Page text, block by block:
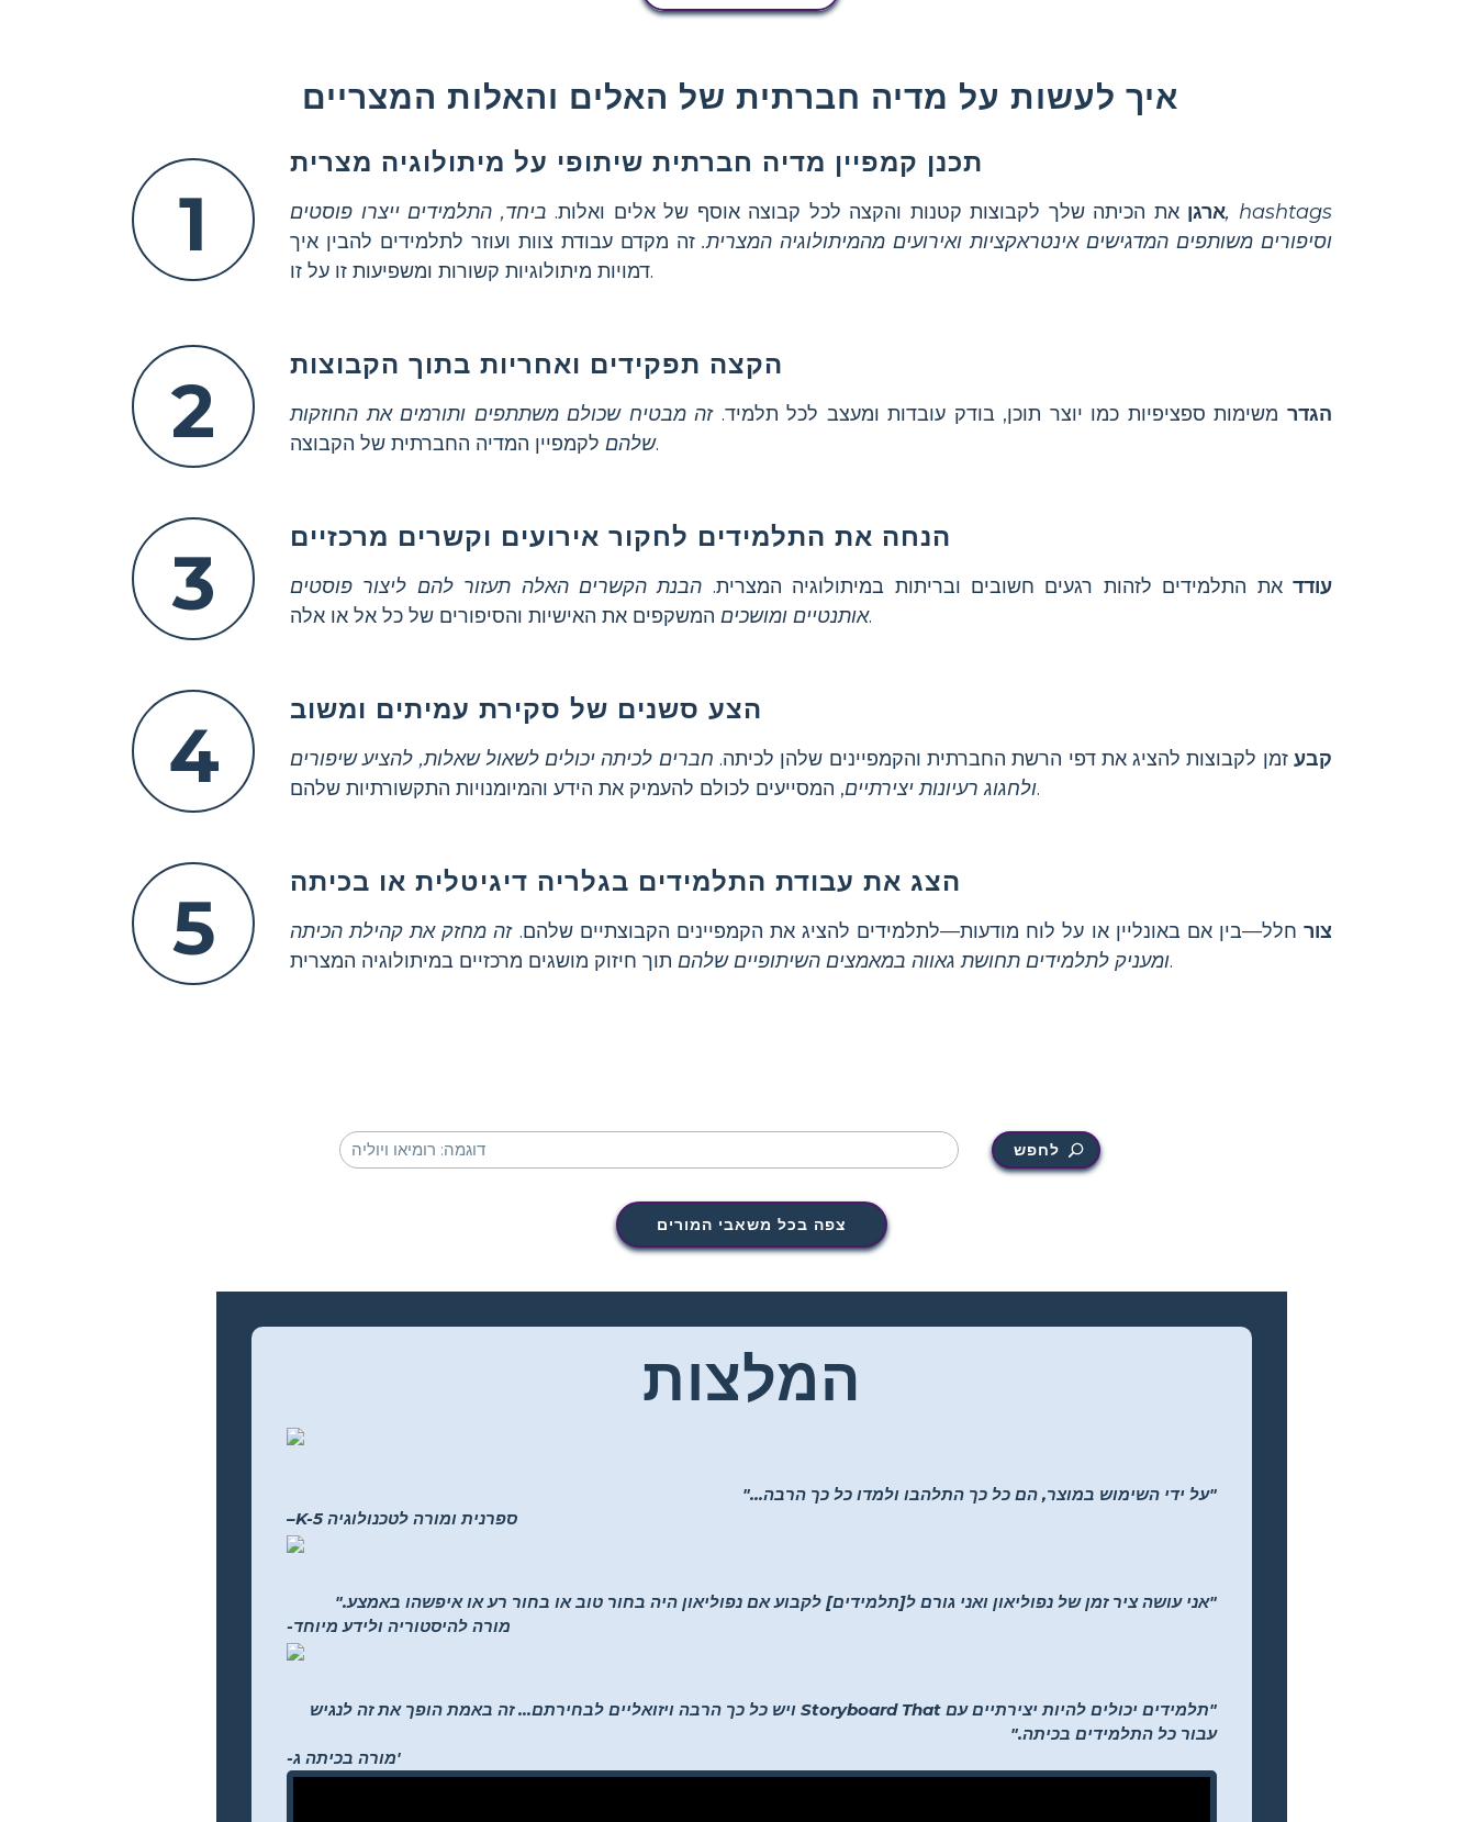
איך לעשות על מדיה חברתית של האלים והאלות המצריים
1
תכנן קמפיין מדיה חברתית שיתופי על מיתולוגיה מצרית
ארגן את הכיתה שלך לקבוצות קטנות והקצה לכל קבוצה אוסף של אלים ואלות. ביחד, התלמידים ייצרו פוסטים, hashtags
וסיפורים משותפים המדגישים אינטראקציות ואירועים מהמיתולוגיה המצרית.זה מקדם עבודת צוות ועוזר לתלמידים להבין איך
דמויות מיתולוגיות קשורות ומשפיעות זו על זו.
2
הקצה תפקידים ואחריות בתוך הקבוצות
הגדרמשימות ספציפיות כמו יוצר תוכן, בודק עובדות ומעצב לכל תלמיד.זה מבטיח שכולם משתתפים ותורמים את החוזקות
שלהםלקמפיין המדיה החברתית של הקבוצה.
3
הנחה את התלמידים לחקור אירועים וקשרים מרכזיים
עודדאת התלמידים לזהות רגעים חשובים ובריתות במיתולוגיה המצרית. הבנת הקשרים האלה תעזור להם ליצור פוסטים
אותנטיים ומושכיםהמשקפים את האישיות והסיפורים של כל אל או אלה.
4
הצע סשנים של סקירת עמיתים ומשוב
קבעזמן לקבוצות להציג את דפי הרשת החברתית והקמפיינים שלהן לכיתה. חברים לכיתה יכולים לשאול שאלות, להציע שיפורים
ולחגוג רעיונות יצירתיים, המסייעים לכולם להעמיק את הידע והמיומנויות התקשורתיות שלהם.
5
הצג את עבודת התלמידים בגלריה דיגיטלית או בכיתה
צורחלל—בין אם באונליין או על לוח מודעות—לתלמידים להציג את הקמפיינים הקבוצתיים שלהם.זה מחזק את קהילת הכיתה
ומעניק לתלמידים תחושת גאווה במאמצים השיתופיים שלהםתוך חיזוק מושגים מרכזיים במיתולוגיה המצרית.
לחפש
צפה בכל משאבי המורים
המלצות
"על ידי השימוש במוצר, הם כל כך התלהבו ולמדו כל כך הרבה..."
–K-5 ספרנית ומורה לטכנולוגיה
"אני עושה ציר זמן של נפוליאון ואני גורם ל[תלמידים] לקבוע אם נפוליאון היה בחור טוב או בחור רע או איפשהו באמצע."
-מורה להיסטוריה ולידע מיוחד
"תלמידים יכולים להיות יצירתיים עם Storyboard That ויש כל כך הרבה ויזואליים לבחירתם... זה באמת הופך את זה לנגיש
עבור כל התלמידים בכיתה."
-מורה בכיתה ג'